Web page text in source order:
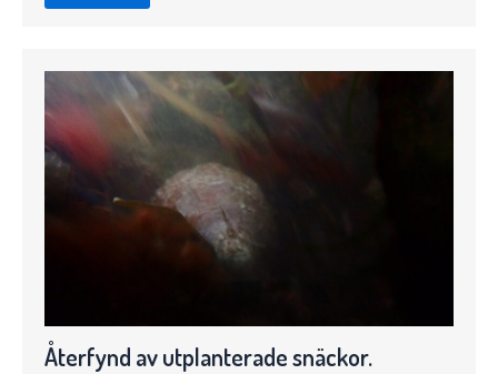
Återfynd av utplanterade snäckor.